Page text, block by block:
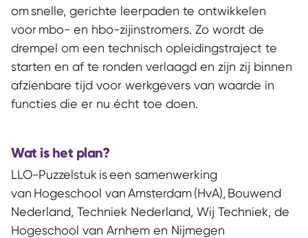
om snelle, gerichte leerpaden te ontwikkelen
voor mbo- en hbo-zijinstromers. Zo wordt de
drempel om een technisch opleidingstraject te
starten en af te ronden verlaagd en zijn zij binnen
afzienbare tijd voor werkgevers van waarde in
functies die er nu écht toe doen.
Wat is het plan?
LLO-Puzzelstuk is een samenwerking
van Hogeschool van Amsterdam (HvA), Bouwend
Nederland, Techniek Nederland, Wij Techniek, de
Hogeschool van Arnhem en Nijmegen